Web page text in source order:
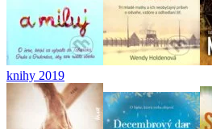
knihy 2019